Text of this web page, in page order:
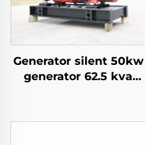
Generator silent 50kw
generator 62.5 kva